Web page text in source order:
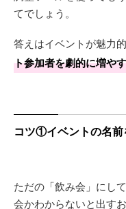
てでしょう。
答えはイベントが魅力
ト参加者を劇的に増や
コツ①イベントの名前
ただの「飲み会」にし
会かわからないと出す